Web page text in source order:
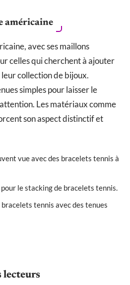
américaine
avec ses maillons
celles qui cherchent à ajouter
collection de bijoux.
simples pour laisser le
Les matériaux comme
son aspect distinctif et
vue avec des bracelets tennis à
pour le stacking de bracelets tennis.
bracelets tennis avec des tenues
lecteurs